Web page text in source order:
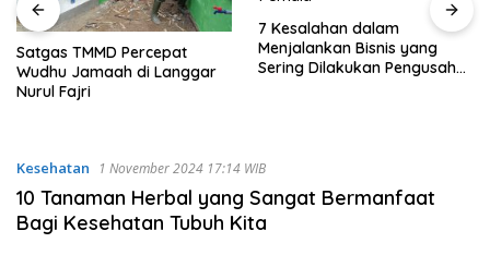
Satgas TMMD Percepat
Wudhu Jamaah di Langgar
Nurul Fajri
7 Kesalahan dalam
Menjalankan Bisnis yang
Sering Dilakukan Pengusaha
Kesehatan 1 November 2024 17:14 WIB
10 Tanaman Herbal yang Sangat Bermanfaat
Bagi Kesehatan Tubuh Kita